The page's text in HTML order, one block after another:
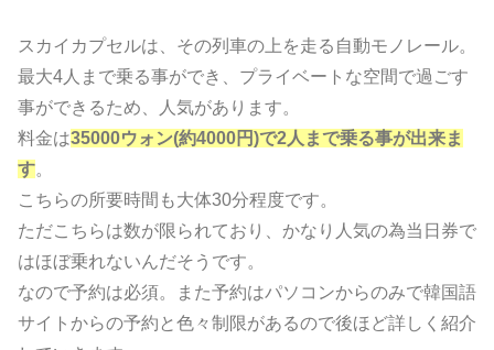
スカイカプセルは、その列車の上を走る自動モノレール。
最大4人まで乗る事ができ、プライベートな空間で過ごす
事ができるため、人気があります。
料金は35000ウォン(約4000円)で2人まで乗る事が出来ま
す。
こちらの所要時間も大体30分程度です。
ただこちらは数が限られており、かなり人気の為当日券で
はほぼ乗れないんだそうです。
なので予約は必須。また予約はパソコンからのみで韓国語
サイトからの予約と色々制限があるので後ほど詳しく紹介